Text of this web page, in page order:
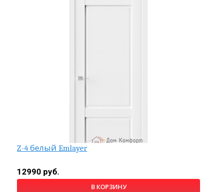
Z-4 белый Emlayer
12990 руб.
В КОРЗИНУ